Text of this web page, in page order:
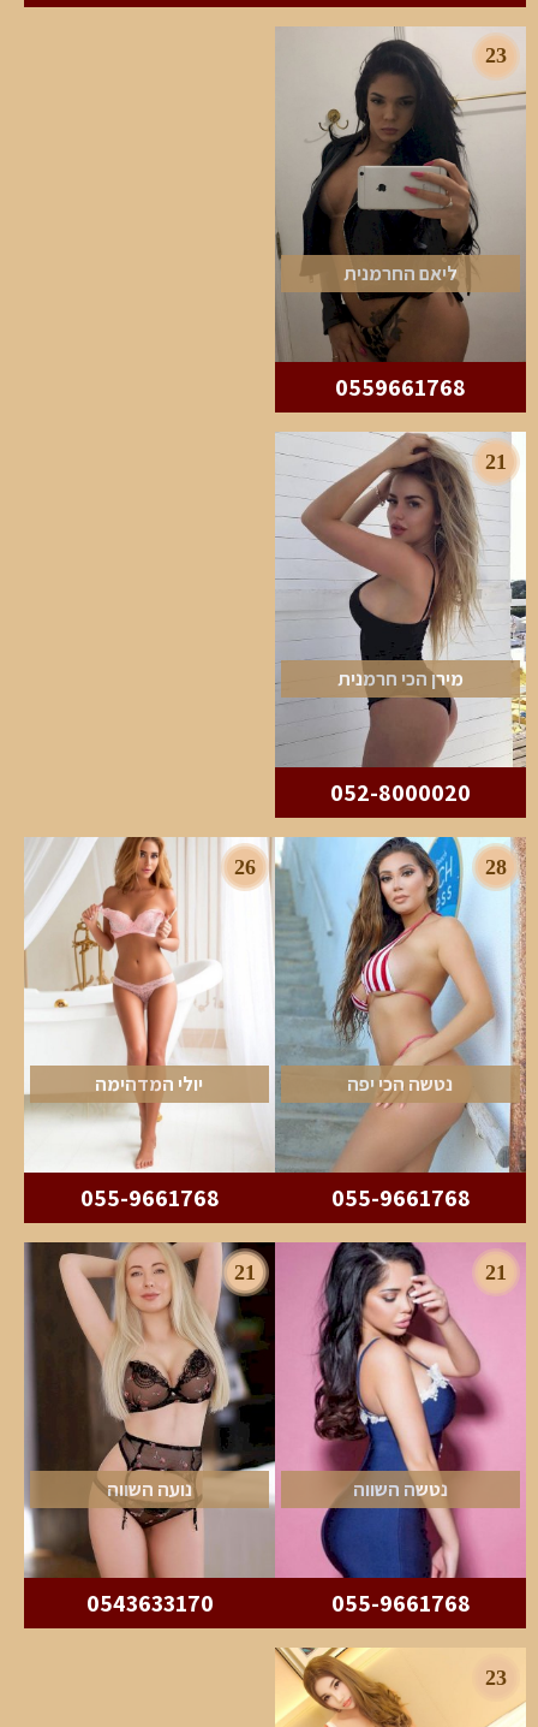
23
ליאם החרמנית
0559661768
21
מירן הכי חרמנית
052-8000020
28
נטשה הכי יפה
055-9661768
26
יולי המדהימה
055-9661768
21
נטשה השווה
055-9661768
21
נועה השווה
0543633170
23